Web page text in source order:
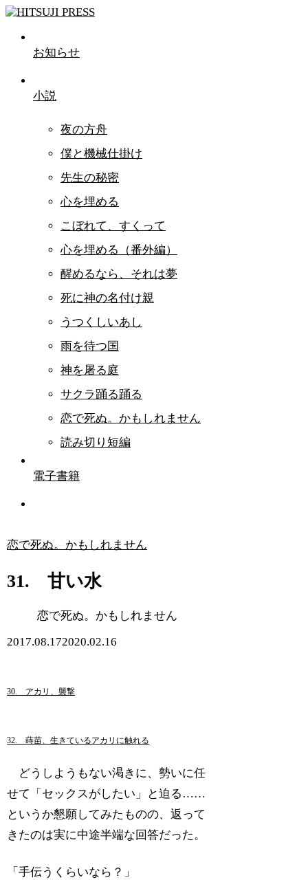
お知らせ
小説
夜の方舟
僕と機械仕掛け
先生の秘密
心を埋める
こぼれて、すくって
心を埋める（番外編）
醒めるなら、それは夢
死に神の名付け親
うつくしいあし
雨を待つ国
神を屠る庭
サクラ踊る踊る
恋で死ぬ。かもしれません
読み切り短編
電子書籍
恋で死ぬ。かもしれません
31. 甘い水
恋で死ぬ。かもしれません
2017.08.172020.02.16
30. アカリ、襲撃
32. 蒔苗、生きているアカリに触れる
どうしようもない渇きに、勢いに任
せて「セックスがしたい」と迫る……
というか懇願してみたものの、返って
きたのは実に中途半端な回答だった。
「手伝うくらいなら？」